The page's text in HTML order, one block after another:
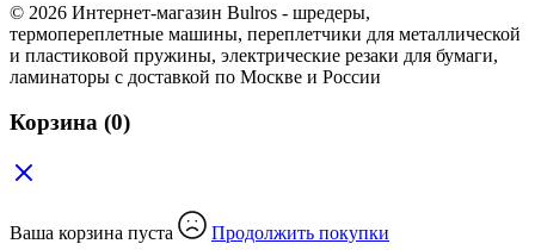
© 2026 Интернет-магазин Bulros - шредеры,
термопереплетные машины, переплетчики для металлической
и пластиковой пружины, электрические резаки для бумаги,
ламинаторы с доставкой по Москве и России
Корзина (0)
Ваша корзина пуста Продолжить покупки